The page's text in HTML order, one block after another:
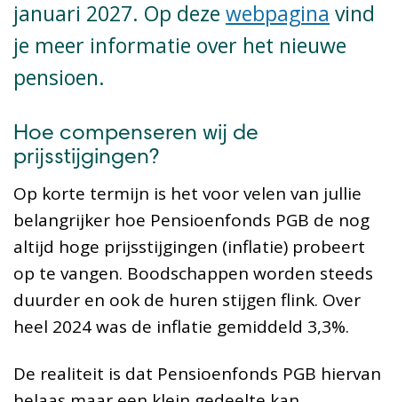
januari 2027. Op deze webpagina vind
je meer informatie over het nieuwe
pensioen.
Hoe compenseren wij de
prijsstijgingen?
Op korte termijn is het voor velen van jullie
belangrijker hoe Pensioenfonds PGB de nog
altijd hoge prijsstijgingen (inflatie) probeert
op te vangen. Boodschappen worden steeds
duurder en ook de huren stijgen flink. Over
heel 2024 was de inflatie gemiddeld 3,3%.
De realiteit is dat Pensioenfonds PGB hiervan